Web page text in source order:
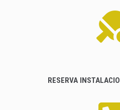
RESERVA